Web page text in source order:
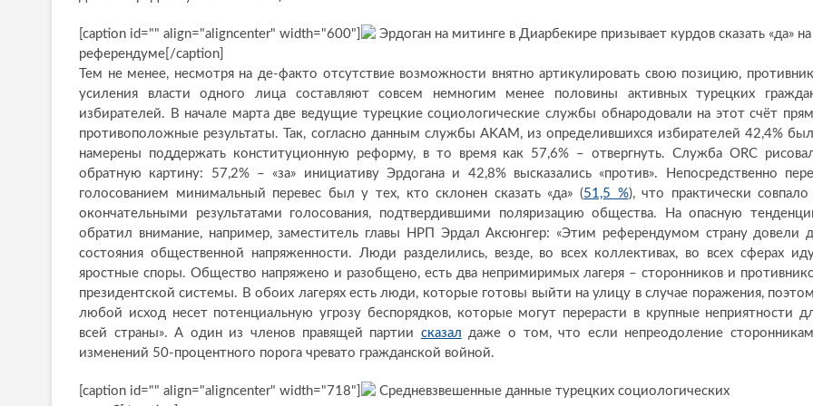
[caption id="" align="aligncenter" width="600"]
Эрдоган на митинге в Диарбекире призывает курдов сказать «да» на
референдуме[/caption]
Тем не менее, несмотря на де-факто отсутствие возможности внятно артикулировать свою позицию,
усиления власти одного лица составляют совсем немногим менее половины активных турецких
избирателей. В начале марта две ведущие турецкие социологические службы обнародовали на этот счёт
противоположные результаты. Так, согласно данным службы AKAM, из определившихся избирателей 42,4%
намерены поддержать конституционную реформу, в то время как 57,6% – отвергнуть. Служба ORC
обратную картину: 57,2% – «за» инициативу Эрдогана и 42,8% высказались «против». Непосредственно
голосованием минимальный перевес был у тех, кто склонен сказать «да» (51,5 %), что практически совпало
окончательными результатами голосования, подтвердившими поляризацию общества. На опасную
обратил внимание, например, заместитель главы НРП Эрдал Аксюнгер: «Этим референдумом страну довели
состояния общественной напряженности. Люди разделились, везде, во всех коллективах, во всех сферах
яростные споры. Общество напряжено и разобщено, есть два непримиримых лагеря – сторонников и
президентской системы. В обоих лагерях есть люди, которые готовы выйти на улицу в случае поражения,
любой исход несет потенциальную угрозу беспорядков, которые могут перерасти в крупные неприятности
всей страны». А один из членов правящей партии сказал даже о том, что если непреодоление
изменений 50-процентного порога чревато гражданской войной.
[caption id="" align="aligncenter" width="718"]
Средневзвешенные данные турецких социологических